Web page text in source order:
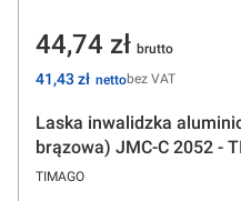
Laska inwalidzka
brązowa) JMC-C 2052 -
PRODUCENT
TIMAGO
Cena
44,74 zł
Cena
41,43 zł bez VAT